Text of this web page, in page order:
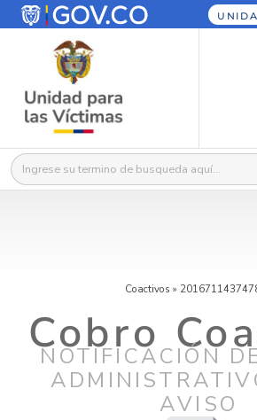
Buscar:
Coactivos »
Cobro
NOTIFICACIÓN
AVISO